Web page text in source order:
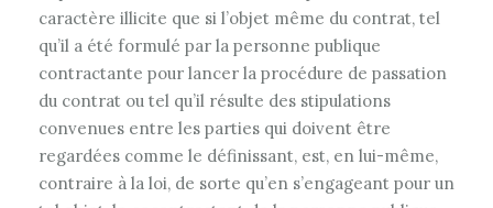
caractère illicite que si l’objet même du contrat, tel
qu’il a été formulé par la personne publique
contractante pour lancer la procédure de passation
du contrat ou tel qu’il résulte des stipulations
convenues entre les parties qui doivent être
regardées comme le définissant, est, en lui-même,
contraire à la loi, de sorte qu’en s’engageant pour un